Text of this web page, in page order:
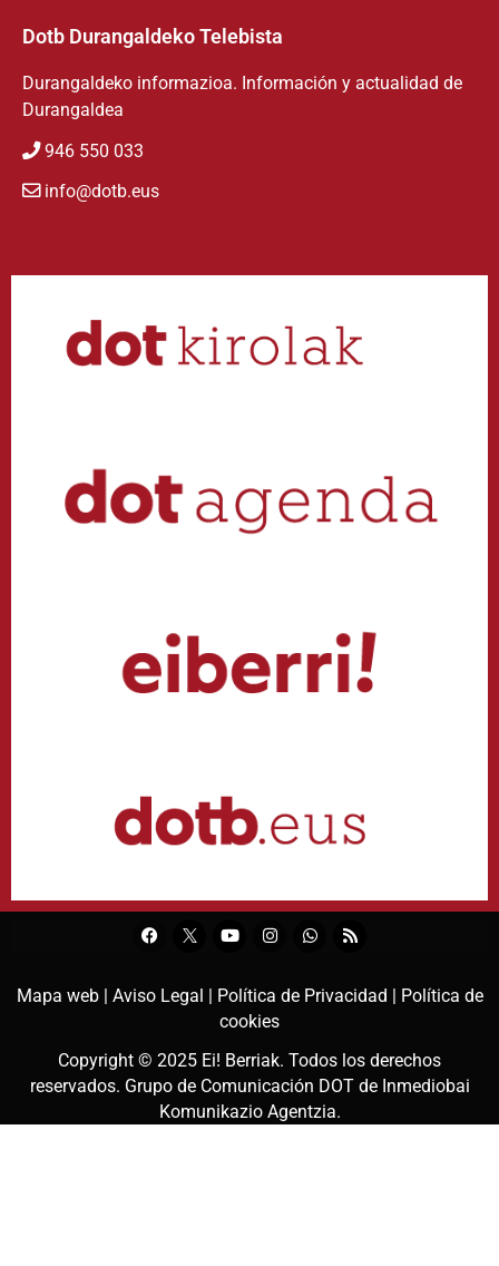
Dotb Durangaldeko Telebista
Durangaldeko informazioa. Información y actualidad de
Durangaldea
946 550 033
info@dotb.eus
Mapa web | Aviso Legal | Política de Privacidad | Política de
cookies
Copyright © 2025 Ei! Berriak. Todos los derechos
reservados. Grupo de Comunicación DOT de Inmediobai
Komunikazio Agentzia.